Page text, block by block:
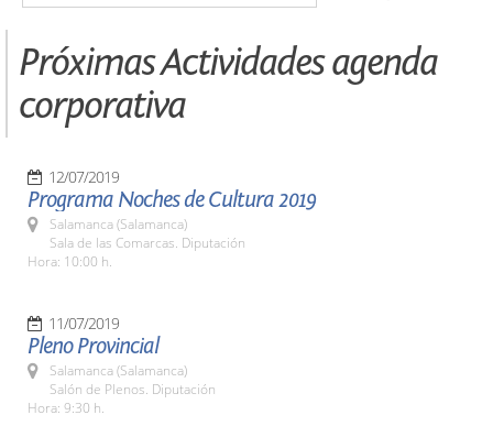
Próximas Actividades agenda
corporativa
12/07/2019
Programa Noches de Cultura 2019
Salamanca (Salamanca)
Sala de las Comarcas. Diputación
Hora: 10:00 h.
11/07/2019
Pleno Provincial
Salamanca (Salamanca)
Salón de Plenos. Diputación
Hora: 9:30 h.